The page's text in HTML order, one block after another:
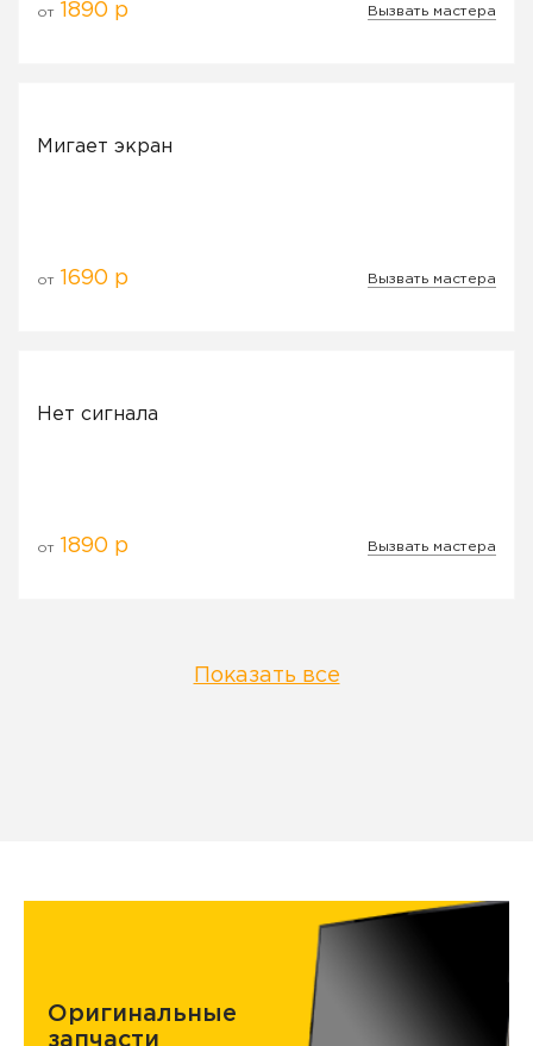
от 1890 р Вызвать мастера
Мигает экран
от 1690 р Вызвать мастера
Нет сигнала
от 1890 р Вызвать мастера
Показать все
Оригинальные
запчасти